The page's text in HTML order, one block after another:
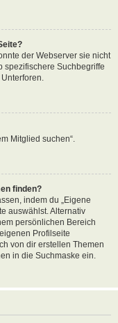
der Webserver sie nicht
spezifischere Suchbegriffe
Mitglied suchen“.
finden?
indem du „Eigene
auswählst. Alternativ
persönlichen Bereich
Profilseite
von dir erstellen Themen
in die Suchmaske ein.